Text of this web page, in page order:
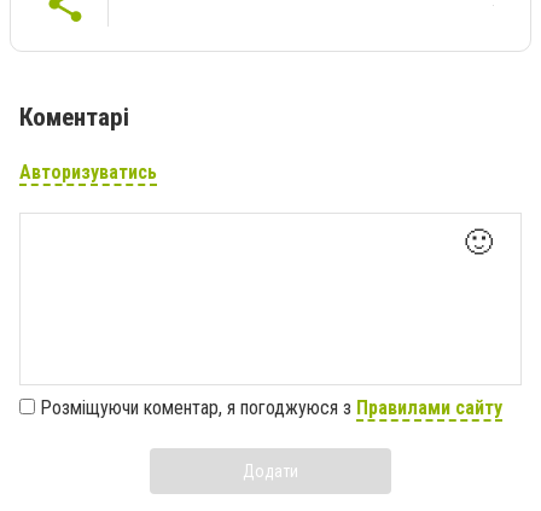
Коментарі
Авторизуватись
🙂
Розміщуючи коментар, я погоджуюся з Правилами сайту
Додати